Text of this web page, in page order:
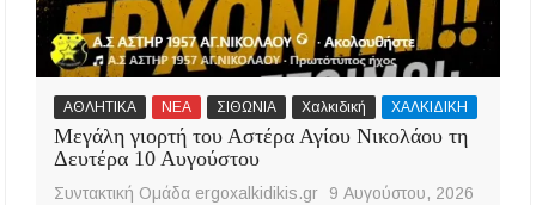
ΑΘΛΗΤΙΚΑ ΝΕΑ ΣΙΘΩΝΙΑ Χαλκιδική ΧΑΛΚΙΔΙΚΗ
Μεγάλη γιορτή του Αστέρα Αγίου Νικολάου τη
Δευτέρα 10 Αυγούστου
Συντακτική Ομάδα ergoxalkidikis.gr 9 Αυγούστου, 2026